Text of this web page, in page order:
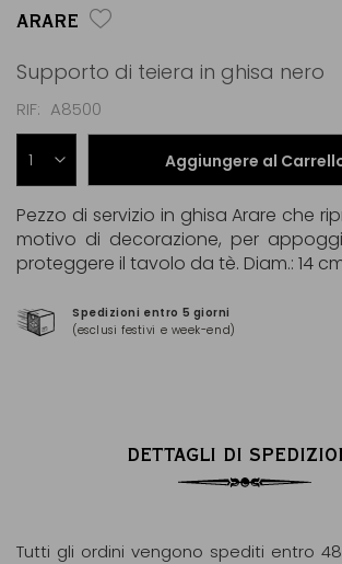
ARARE
Supporto di teiera in ghisa nero
RIF A8500
Aggiungere al
Spedizioni entro 5 giorni
(esclusi festivi e week-end)
Pezzo di servizio in ghisa Arare che
motivo di decorazione, per
proteggere il tavolo da tè. Diam.: 14
DETTAGLI DI
Tutti gli ordini vengono spediti entro